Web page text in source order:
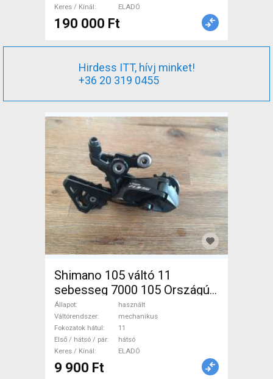
Keres / Kínál
ELADÓ
190 000 Ft
Hirdess ITT, hívj minket!
+36 20 319 0455
Shimano 105 váltó 11
sebesseg 7000 105 Országúti
/ Gravel / Triatlon Alkatrész,
Országúti / Gravel Váltó /
Váltórendszer / DI2
mechanikus használt ELADÓ
Állapot
használt
Váltórendszer
mechanikus
Fokozatok hátul
11
Első / hátsó / pár
hátsó
Keres / Kínál
ELADÓ
9 900 Ft